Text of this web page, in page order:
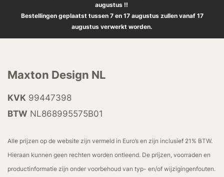
augustus !!
Bestellingen geplaatst tussen 7 en 17 augustus zullen vanaf 17
augustus verwerkt worden.
Maxton Design NL
KVK 99447398
BTW NL868995575B01
Alle prijzen op de website zijn vermeld in Euro’s en zijn inclusief 21% BTW.
Hieraan kunnen geen rechten worden ontleend. De prijzen, voorraden en
productinformatie zijn onder voorbehoud van typ- en/of wijzigingenfouten.